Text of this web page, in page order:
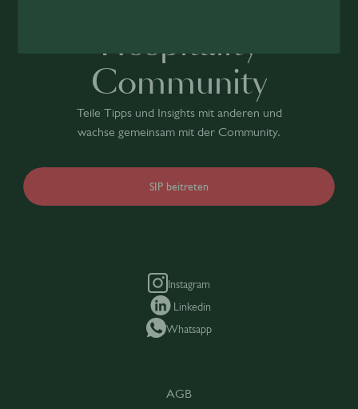
Hospitality
Community
Teile Tipps und Insights mit anderen und
wachse gemeinsam mit der Community.
SIP beitreten
Instagram
Linkedin
Whatsapp
AGB